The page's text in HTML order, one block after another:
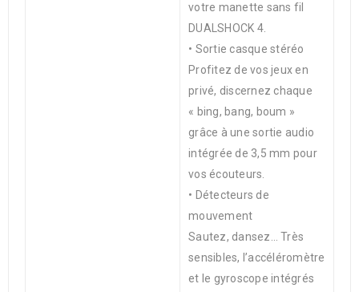
votre manette sans fil
DUALSHOCK 4.
• Sortie casque stéréo
Profitez de vos jeux en
privé, discernez chaque
« bing, bang, boum »
grâce à une sortie audio
intégrée de 3,5 mm pour
vos écouteurs.
• Détecteurs de
mouvement
Sautez, dansez… Très
sensibles, l’accéléromètre
et le gyroscope intégrés